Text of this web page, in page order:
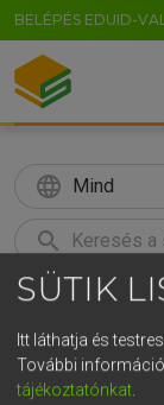
BELÉPÉS EDUID-
language Mind
search
Európai
SÜTIK
Itt láthatja és
További
tájékoztatónkat.
GR
t z